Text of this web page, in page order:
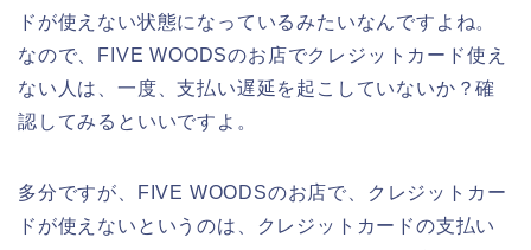
ドが使えない状態になっているみたいなんですよね。
なので、FIVE WOODSのお店でクレジットカード使え
ない人は、一度、支払い遅延を起こしていないか？確
認してみるといいですよ。
多分ですが、FIVE WOODSのお店で、クレジットカー
ドが使えないというのは、クレジットカードの支払い